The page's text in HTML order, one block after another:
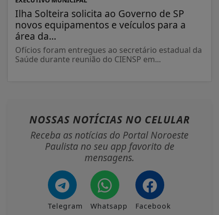
Ilha Solteira solicita ao Governo de SP
novos equipamentos e veículos para a
área da...
Ofícios foram entregues ao secretário estadual da
Saúde durante reunião do CIENSP em...
NOSSAS NOTÍCIAS NO CELULAR
Receba as notícias do Portal Noroeste
Paulista no seu app favorito de
mensagens.
Telegram Whatsapp Facebook